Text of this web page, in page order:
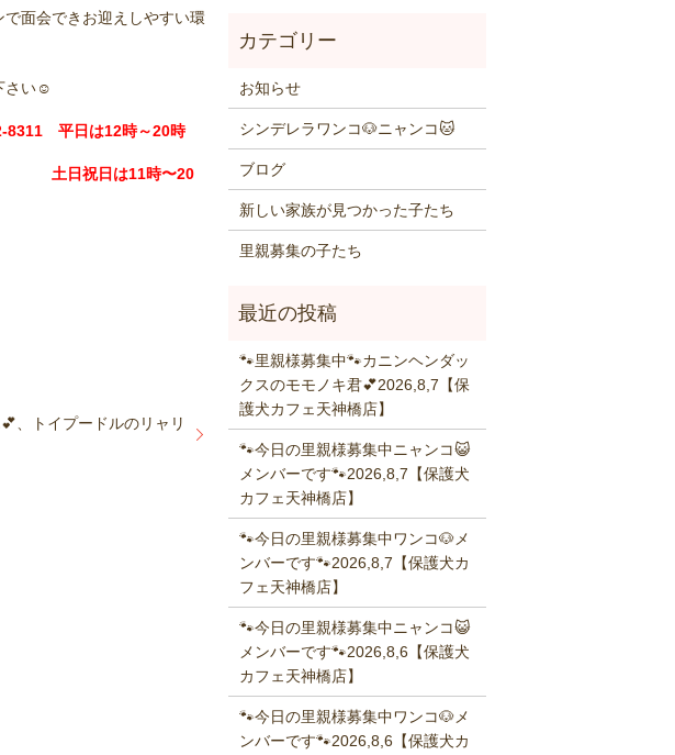
面会できお迎えしやすい環
さい☺️
8311 平日は12時～20時
11時〜20
、トイプードルのリャリ
お知らせ
シンデレラワンコ🐶ニャンコ🐱
ブログ
新しい家族が見つかった子たち
里親募集の子たち
🐾里親様募集中🐾カニンヘンダッ
クスのモモノキ君💕2026,8,7【保
護犬カフェ天神橋店】
🐾今日の里親様募集中ニャンコ😺
メンバーです🐾2026,8,7【保護犬
カフェ天神橋店】
🐾今日の里親様募集中ワンコ🐶メ
ンバーです🐾2026,8,7【保護犬カ
フェ天神橋店】
🐾今日の里親様募集中ニャンコ😺
メンバーです🐾2026,8,6【保護犬
カフェ天神橋店】
🐾今日の里親様募集中ワンコ🐶メ
ンバーです🐾2026,8,6【保護犬カ